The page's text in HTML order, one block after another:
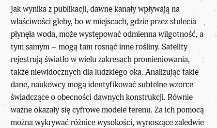
Jak wynika z publikacji, dawne kanały wpływają na
właściwości gleby, bo w miejscach, gdzie przez stulecia
płynęła woda, może występować odmienna wilgotność, a
tym samym – mogą tam rosnąć inne rośliny. Satelity
rejestrują światło w wielu zakresach promieniowania,
także niewidocznych dla ludzkiego oka. Analizując takie
dane, naukowcy mogą identyfikować subtelne wzorce
świadczące o obecności dawnych konstrukcji. Równie
ważne okazały się cyfrowe modele terenu. Za ich pomocą
można wykrywać różnice wysokości, wynoszące zaledwie